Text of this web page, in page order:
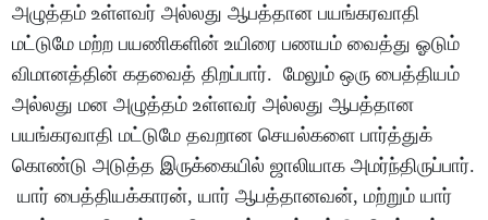
அழுத்தம் உள்ளவர் அல்லது ஆபத்தான பயங்கரவாதி
மட்டுமே மற்ற பயணிகளின் உயிரை பணயம் வைத்து ஓடும்
விமானத்தின் கதவைத் திறப்பார். மேலும் ஒரு பைத்தியம்
அல்லது மன அழுத்தம் உள்ளவர் அல்லது ஆபத்தான
பயங்கரவாதி மட்டுமே தவறான செயல்களை பார்த்துக்
கொண்டு அடுத்த இருக்கையில் ஜாலியாக அமர்ந்திருப்பார்.
யார் பைத்தியக்காரன், யார் ஆபத்தானவன், மற்றும் யார்